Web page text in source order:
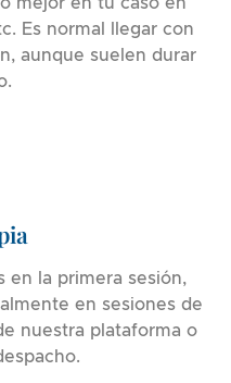
mejor en tu caso en
Es normal llegar con
aunque suelen durar
en la primera sesión,
en sesiones de
nuestra plataforma o